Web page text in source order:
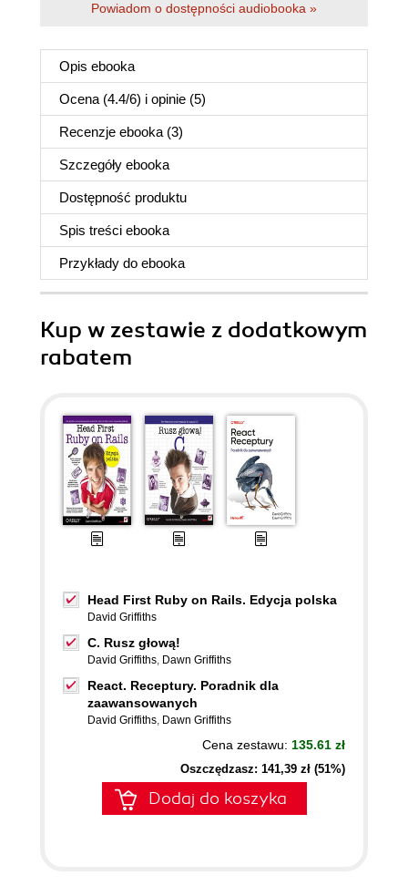
Powiadom o dostępności audiobooka »
Opis ebooka
Ocena (4.4/6) i opinie (5)
Recenzje ebooka (3)
Szczegóły ebooka
Dostępność produktu
Spis treści ebooka
Przykłady do ebooka
Kup w zestawie z dodatkowym
rabatem
Head First Ruby on Rails. Edycja polska
David Griffiths
C. Rusz głową!
David Griffiths, Dawn Griffiths
React. Receptury. Poradnik dla
zaawansowanych
David Griffiths, Dawn Griffiths
Cena zestawu: 135.61 zł
Oszczędzasz: 141,39 zł (51%)
Dodaj do koszyka